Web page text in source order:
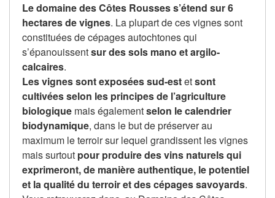
Le domaine des Côtes Rousses s’étend sur 6
hectares de vignes. La plupart de ces vignes sont
constituées de cépages autochtones qui
s’épanouissentsur des sols mano et argilo-
calcaires.
Les vignes sont exposées sud-estetsont
cultivées selon les principes de l’agriculture
biologique mais égalementselon le calendrier
biodynamique, dans le but de préserver au
maximum le terroir sur lequel grandissent les vignes
mais surtout pour produire des vins naturels qui
exprimeront, de manière authentique, le potentiel
et la qualité du terroir et des cépages savoyards.